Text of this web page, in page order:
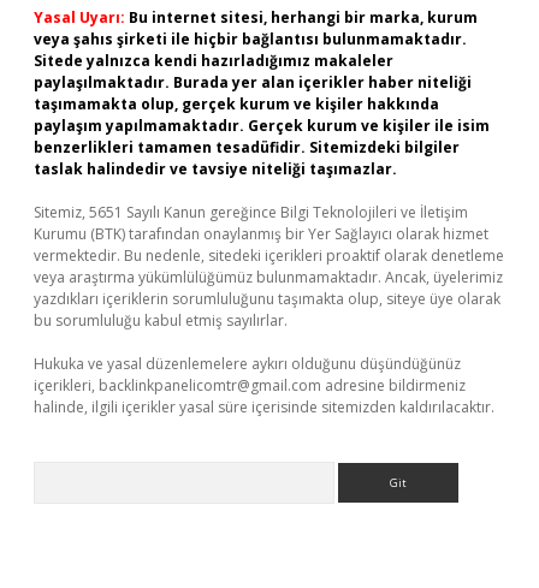
Yasal Uyarı: Bu internet sitesi, herhangi bir marka, kurum
veya şahıs şirketi ile hiçbir bağlantısı bulunmamaktadır.
Sitede yalnızca kendi hazırladığımız makaleler
paylaşılmaktadır. Burada yer alan içerikler haber niteliği
taşımamakta olup, gerçek kurum ve kişiler hakkında
paylaşım yapılmamaktadır. Gerçek kurum ve kişiler ile isim
benzerlikleri tamamen tesadüfidir. Sitemizdeki bilgiler
taslak halindedir ve tavsiye niteliği taşımazlar.
Sitemiz, 5651 Sayılı Kanun gereğince Bilgi Teknolojileri ve İletişim
Kurumu (BTK) tarafından onaylanmış bir Yer Sağlayıcı olarak hizmet
vermektedir. Bu nedenle, sitedeki içerikleri proaktif olarak denetleme
veya araştırma yükümlülüğümüz bulunmamaktadır. Ancak, üyelerimiz
yazdıkları içeriklerin sorumluluğunu taşımakta olup, siteye üye olarak
bu sorumluluğu kabul etmiş sayılırlar.
Hukuka ve yasal düzenlemelere aykırı olduğunu düşündüğünüz
içerikleri, backlinkpanelicomtr@gmail.com adresine bildirmeniz
halinde, ilgili içerikler yasal süre içerisinde sitemizden kaldırılacaktır.